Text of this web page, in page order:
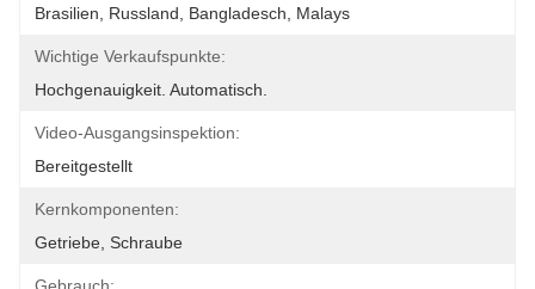
Brasilien, Russland, Bangladesch, Malays
Wichtige Verkaufspunkte:
Hochgenauigkeit. Automatisch.
Video-Ausgangsinspektion:
Bereitgestellt
Kernkomponenten:
Getriebe, Schraube